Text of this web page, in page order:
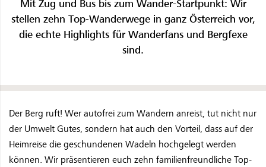
Mit Zug und Bus bis zum Wander-Startpunkt: Wir
stellen zehn Top-Wanderwege in ganz Österreich vor,
die echte Highlights für Wanderfans und Bergfexe
sind.
Der Berg ruft! Wer autofrei zum Wandern anreist, tut nicht nur
der Umwelt Gutes, sondern hat auch den Vorteil, dass auf der
Heimreise die geschundenen Wadeln hochgelegt werden
können. Wir präsentieren euch zehn familienfreundliche Top-